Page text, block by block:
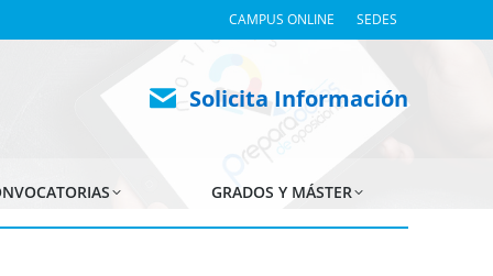
CAMPUS ONLINE SEDES
Solicita Información
GRADOS Y MÁSTER